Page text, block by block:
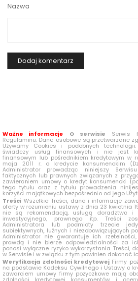
Nazwa
Ważne informacje O serwisie Serwis
Regulaminu. Dane osobowe są przetwarzane
Używamy Cookies i podobnych technologii.
świadczy usług finansowych i nie jest
finansowym lub pośrednikiem kredytowym w
maja 2011 r. o kredycie konsumenckim
Administrator prowadząc niniejszy
faktycznych lub prawnych związanych z
zawieraniem umowy o kredyt konsumencki
tego tytułu oraz z tytułu prowadzenia
korzyści majątkowych bezpośrednio od jego
Treści Wszelkie Treści, dane i informacje
oferty w rozumieniu ustawy z dnia 23 kwietnia
nie są rekomendacją, usługą doradztwa i
inwestycyjnego, prawnego itp. Treści
Administratora lub podmioty trzecie
subiektywnych, luźnych i niezobowiązujących
Administrator nie gwarantuje ich
prawdą i nie bierze odpowiedzialności za
ponosi wyłączne ryzyko wykorzystania Treści,
w Serwisie i w związku z tym powinien dokonać
Weryfikacja zdolności kredytowej Firmy
na podstawie Kodeksu Cywilnego i Ustawy o
zawarciem umowy firmy pożyczkowe mają